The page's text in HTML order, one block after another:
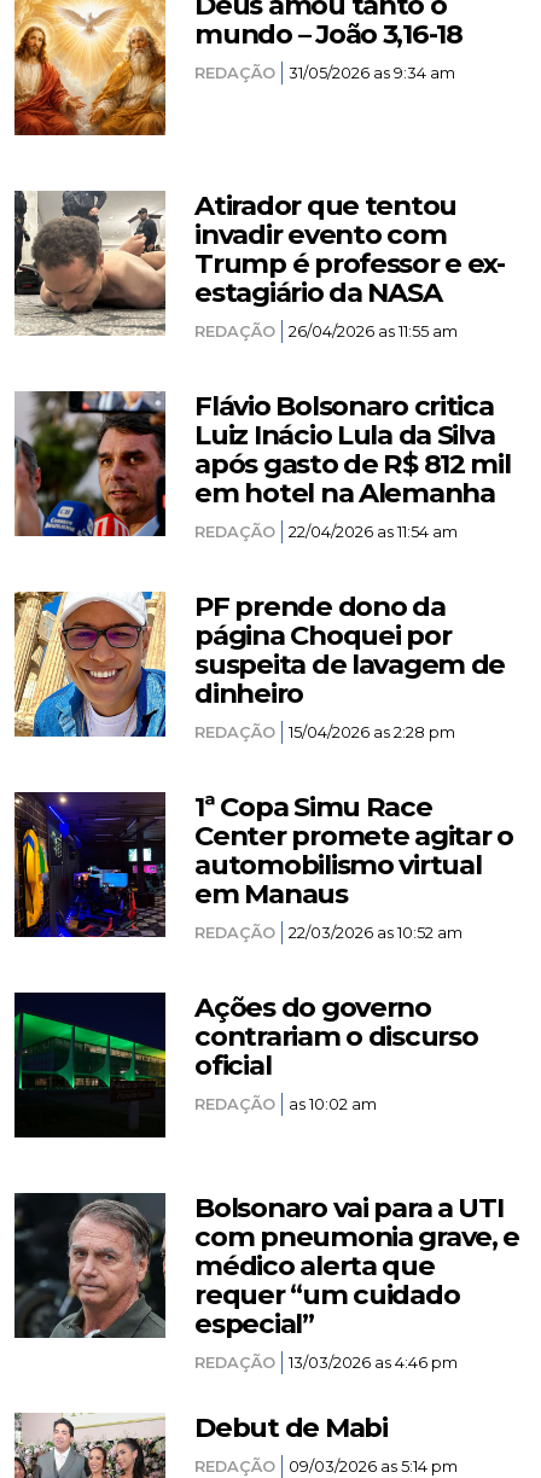
mundo – João 3,16-18
REDAÇÃO 31/05/2026 as 9:34 am
Atirador que tentou
invadir evento com
Trump é professor e ex-
estagiário da NASA
REDAÇÃO 26/04/2026 as 11:55 am
Flávio Bolsonaro critica
Luiz Inácio Lula da Silva
após gasto de R$ 812 mil
em hotel na Alemanha
REDAÇÃO 22/04/2026 as 11:54 am
PF prende dono da
página Choquei por
suspeita de lavagem de
dinheiro
REDAÇÃO 15/04/2026 as 2:28 pm
1ª Copa Simu Race
Center promete agitar o
automobilismo virtual
em Manaus
REDAÇÃO 22/03/2026 as 10:52 am
Ações do governo
contrariam o discurso
oficial
REDAÇÃO as 10:02 am
Bolsonaro vai para a UTI
com pneumonia grave, e
médico alerta que
requer “um cuidado
especial”
REDAÇÃO 13/03/2026 as 4:46 pm
Debut de Mabi
REDAÇÃO 09/03/2026 as 5:14 pm